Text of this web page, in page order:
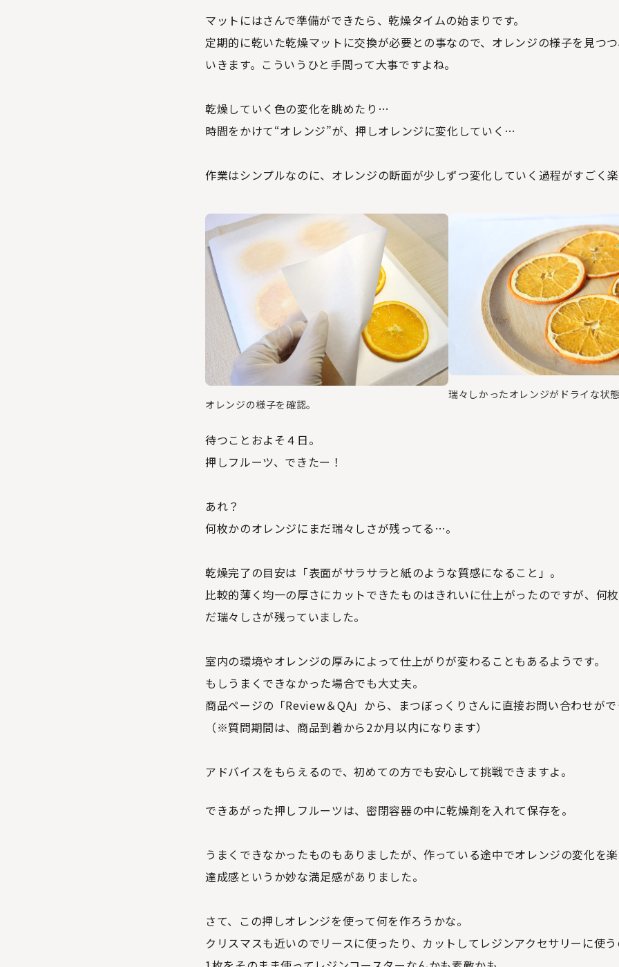
マットにはさんで準備ができたら、乾燥タイムの始まりです。
定期的に乾いた乾燥マットに交換が必要との事なので、オレンジの様子を見つ
いきます。こういうひと手間って大事ですよね。
乾燥していく色の変化を眺めたり…
時間をかけて“オレンジ”が、押しオレンジに変化していく…
作業はシンプルなのに、オレンジの断面が少しずつ変化していく過程がすごく
オレンジの様子を確認。
瑞々しかったオレンジがドライな状
待つことおよそ４日。
押しフルーツ、できたー！
あれ？
何枚かのオレンジにまだ瑞々しさが残ってる…。
乾燥完了の目安は「表面がサラサラと紙のような質感になること」。
比較的薄く均一の厚さにカットできたものはきれいに仕上がったのですが、何
だ瑞々しさが残っていました。
室内の環境やオレンジの厚みによって仕上がりが変わることもあるようです。
もしうまくできなかった場合でも大丈夫。
商品ページの「Review＆QA」から、まつぼっくりさんに直接お問い合わせが
（※質問期間は、商品到着から2か月以内になります）
アドバイスをもらえるので、初めての方でも安心して挑戦できますよ。
できあがった押しフルーツは、密閉容器の中に乾燥剤を入れて保存を。
うまくできなかったものもありましたが、作っている途中でオレンジの変化を
達成感というか妙な満足感がありました。
さて、この押しオレンジを使って何を作ろうかな。
クリスマスも近いのでリースに使ったり、カットしてレジンアクセサリーに使